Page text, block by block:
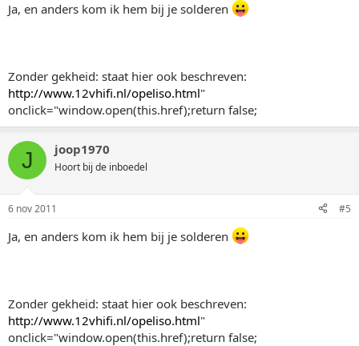
Ja, en anders kom ik hem bij je solderen
Zonder gekheid: staat hier ook beschreven:
http://www.12vhifi.nl/opeliso.html"
onclick="window.open(this.href);return false;
J joop1970
Hoort bij de inboedel
6 nov 2011 #5
Ja, en anders kom ik hem bij je solderen
Zonder gekheid: staat hier ook beschreven:
http://www.12vhifi.nl/opeliso.html"
onclick="window.open(this.href);return false;